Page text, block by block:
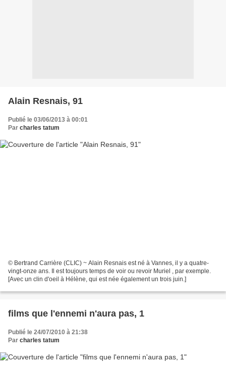
Alain Resnais, 91
Publié le 03/06/2013 à 00:01
Par charles tatum
© Bertrand Carrière (CLIC) ~ Alain Resnais est né à Vannes, il y a quatre-
vingt-onze ans. Il est toujours temps de voir ou revoir Muriel , par exemple.
[Avec un clin d'oeil à Hélène, qui est née également un trois juin.]
films que l'ennemi n'aura pas, 1
Publié le 24/07/2010 à 21:38
Par charles tatum